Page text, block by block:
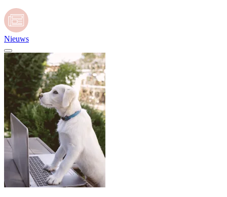
Nieuws